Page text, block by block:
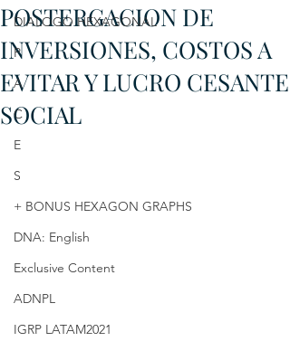
DIALOGO HEXAGONAL
P
A
C
E
S
+ BONUS HEXAGON GRAPHS
DNA: English
Exclusive Content
ADNPL
IGRP LATAM2021
POSTERGACION DE
INVERSIONES, COSTOS A
EVITAR Y LUCRO CESANTE
SOCIAL